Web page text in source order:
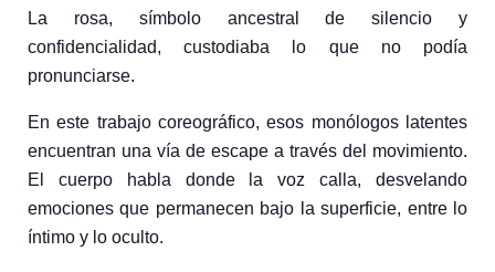
La rosa, símbolo ancestral de silencio y
confidencialidad, custodiaba lo que no podía
pronunciarse.
En este trabajo coreográfico, esos monólogos latentes
encuentran una vía de escape a través del movimiento.
El cuerpo habla donde la voz calla, desvelando
emociones que permanecen bajo la superficie, entre lo
íntimo y lo oculto.